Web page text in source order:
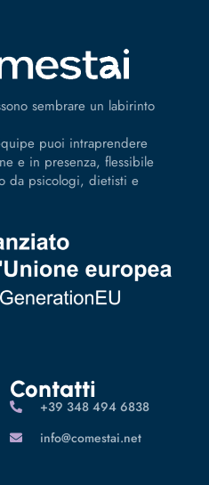
sembrare un labirinto
puoi intraprendere
e in presenza, flessibile
da psicologi, dietisti e
Contatti
‪+39 348 494 6838
info@comestai.net